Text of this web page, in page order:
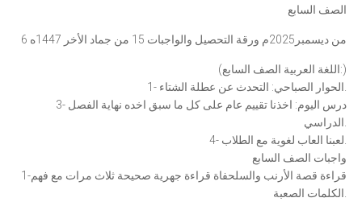
الصف السابع
6 من ديسمبر2025م ورقة التحصيل والواجبات 15 من جماد الأخر 1447ه
(اللغة العربية الصف السابع:)
3- درس اليوم: اخذنا تقييم عام على كل ما سبق اخده نهاية الفصل
واجبات الصف السابع
1-قراءة قصة الأرنب والسلحفاة قراءة جهرية صحيحة ثلاث مرات مع فهم